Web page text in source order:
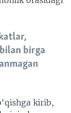
birga
kirib,